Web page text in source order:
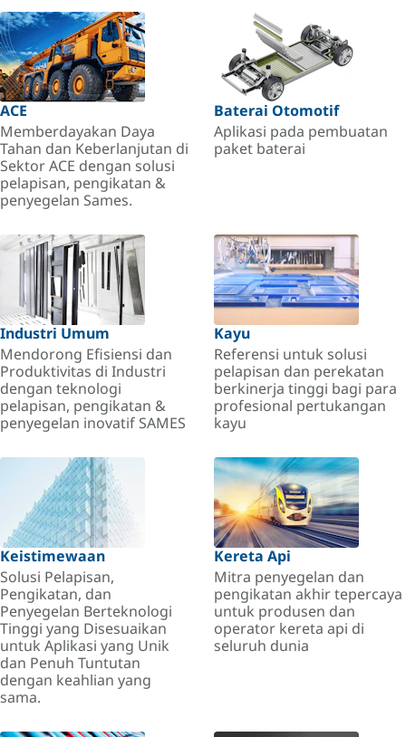
ACE
Memberdayakan Daya
Tahan dan Keberlanjutan di
Sektor ACE dengan solusi
pelapisan, pengikatan &
penyegelan Sames.
Baterai Otomotif
Aplikasi pada pembuatan
paket baterai
Industri Umum
Mendorong Efisiensi dan
Produktivitas di Industri
dengan teknologi
pelapisan, pengikatan &
penyegelan inovatif SAMES
Kayu
Referensi untuk solusi
pelapisan dan perekatan
berkinerja tinggi bagi para
profesional pertukangan
kayu
Keistimewaan
Solusi Pelapisan,
Pengikatan, dan
Penyegelan Berteknologi
Tinggi yang Disesuaikan
untuk Aplikasi yang Unik
dan Penuh Tuntutan
dengan keahlian yang
sama.
Kereta Api
Mitra penyegelan dan
pengikatan akhir tepercaya
untuk produsen dan
operator kereta api di
seluruh dunia